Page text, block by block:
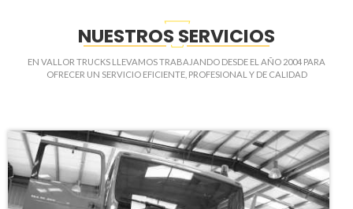
NUESTROS SERVICIOS
EN VALLOR TRUCKS LLEVAMOS TRABAJANDO DESDE EL AÑO 2004 PARA
OFRECER UN SERVICIO EFICIENTE, PROFESIONAL Y DE CALIDAD